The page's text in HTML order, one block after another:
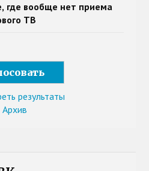
где вообще нет приема
ТВ
результаты
Архив